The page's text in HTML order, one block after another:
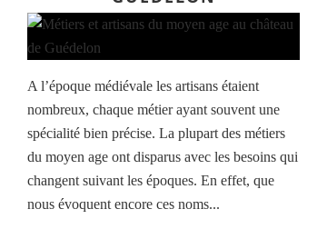
A l’époque médiévale les artisans étaient
nombreux, chaque métier ayant souvent une
spécialité bien précise. La plupart des métiers
du moyen age ont disparus avec les besoins qui
changent suivant les époques. En effet, que
nous évoquent encore ces noms...